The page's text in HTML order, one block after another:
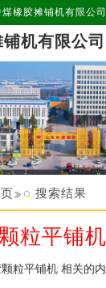
橡胶摊铺机有限公司
机有限公司
搜索结果
粒平铺机
粒平铺机 相关的